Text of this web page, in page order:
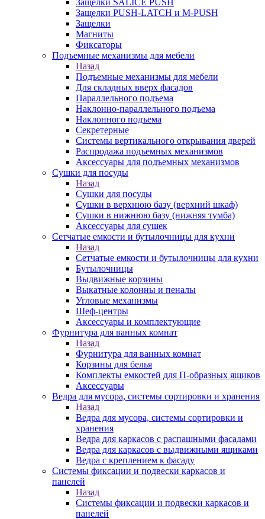
Защелки SALICE PUSH
Защелки PUSH-LATCH и M-PUSH
Защелки
Магниты
Фиксаторы
Подъемные механизмы для мебели
Назад
Подъемные механизмы для мебели
Для складных вверх фасадов
Параллельного подъема
Наклонно-параллельного подъема
Наклонного подъема
Секретерные
Системы вертикального открывания дверей
Распродажа подъемных механизмов
Аксессуары для подъемных механизмов
Сушки для посуды
Назад
Сушки для посуды
Сушки в верхнюю базу (верхний шкаф)
Сушки в нижнюю базу (нижняя тумба)
Аксессуары для сушек
Сетчатые емкости и бутылочницы для кухни
Назад
Сетчатые емкости и бутылочницы для кухни
Бутылочницы
Выдвижные корзины
Выкатные колонны и пеналы
Угловые механизмы
Шеф-центры
Аксессуары и комплектующие
Фурнитура для ванных комнат
Назад
Фурнитура для ванных комнат
Корзины для белья
Комплекты емкостей для П-образных ящиков
Аксессуары
Ведра для мусора, системы сортировки и хранения
Назад
Ведра для мусора, системы сортировки и
хранения
Ведра для каркасов с распашными фасадами
Ведра для каркасов с выдвижными ящиками
Ведра с креплением к фасаду
Системы фиксации и подвески каркасов и
панелей
Назад
Системы фиксации и подвески каркасов и
панелей